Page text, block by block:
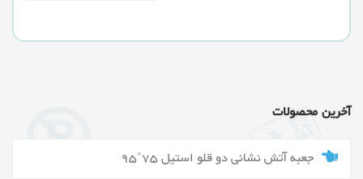
آخرین محصولات
جعبه آتش نشانی دو قلو استیل 75*95